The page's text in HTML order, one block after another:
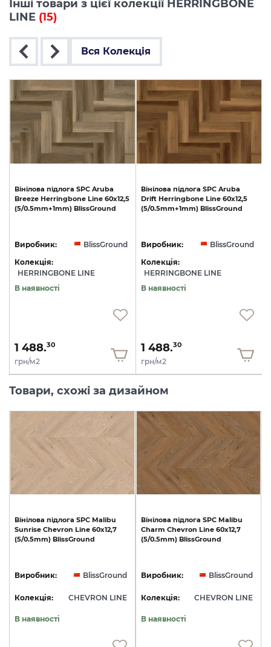
Інші товари з цієї колекції HERRINGBONE
LINE (15)
Вся Колекція
Вінілова підлога SPC Aruba
Breeze Herringbone Line 60x12,5
(5/0.5mm+1mm) BlissGround
Виробник:
BlissGround
Колекція:
HERRINGBONE LINE
В наявності
1 488.30
грн/м2
Вінілова підлога SPC Aruba
Drift Herringbone Line 60x12,5
(5/0.5mm+1mm) BlissGround
Виробник:
BlissGround
Колекція:
HERRINGBONE LINE
В наявності
1 488.30
грн/м2
Товари, схожі за дизайном
Вінілова підлога SPC Malibu
Sunrise Chevron Line 60x12,7
(5/0.5mm) BlissGround
Виробник: BlissGround
Колекція: CHEVRON LINE
В наявності
Вінілова підлога SPC Malibu
Charm Chevron Line 60x12,7
(5/0.5mm) BlissGround
Виробник: BlissGround
Колекція: CHEVRON LINE
В наявності